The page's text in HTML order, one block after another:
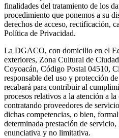
finalidades del tratamiento de los
procedimiento que ponemos a su
derechos de acceso, rectificación,
Política de Privacidad.
La DGACO, con domicilio en el
exteriores, Zona Cultural de
Coyoacán, Código Postal 04510,
responsable del uso y protección
recabará para contribuir al
procesos relativos a la atención a
contratando proveedores de
dichas competencias, o bien,
determinada prestación de
enunciativa y no limitativa.